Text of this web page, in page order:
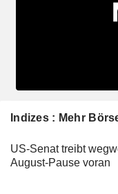
Indizes : Mehr
US-Senat treibt
August-Pause voran